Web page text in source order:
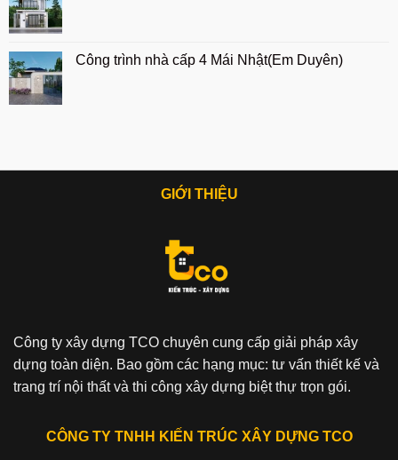
Công trình nhà cấp 4 Mái Nhật(Em Duyên)
GIỚI THIỆU
Công ty xây dựng TCO chuyên cung cấp giải pháp xây
dựng toàn diện. Bao gồm các hạng mục: tư vấn thiết kế và
trang trí nội thất và thi công xây dựng biệt thự trọn gói.
CÔNG TY TNHH KIẾN TRÚC XÂY DỰNG TCO